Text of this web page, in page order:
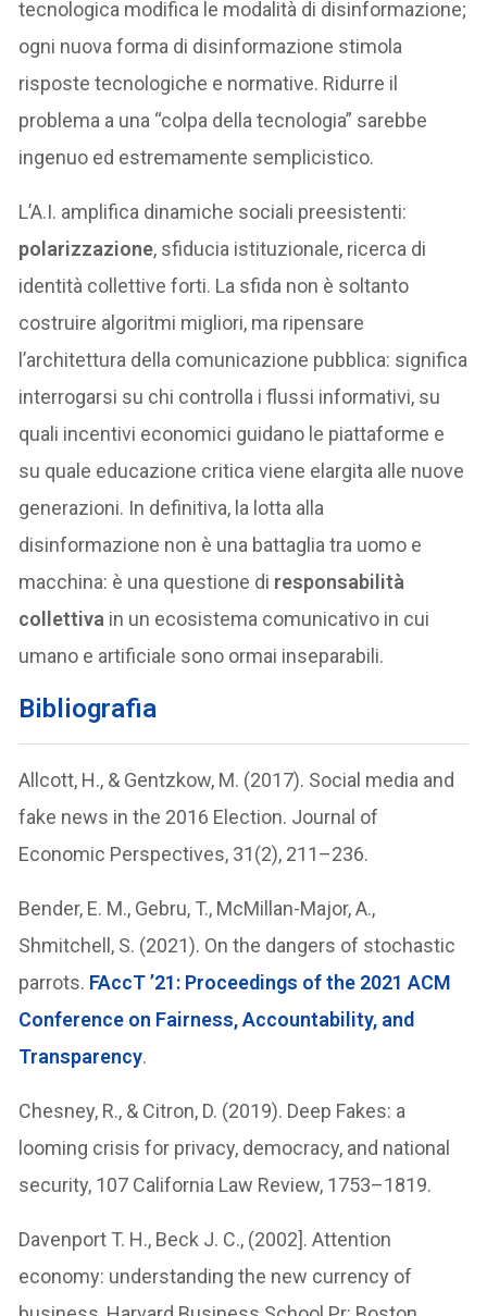
tecnologica modifica le modalità di disinformazione;
ogni nuova forma di disinformazione stimola
risposte tecnologiche e normative. Ridurre il
problema a una “colpa della tecnologia” sarebbe
ingenuo ed estremamente semplicistico.
L’A.I. amplifica dinamiche sociali preesistenti:
polarizzazione, sfiducia istituzionale, ricerca di
identità collettive forti. La sfida non è soltanto
costruire algoritmi migliori, ma ripensare
l’architettura della comunicazione pubblica: significa
interrogarsi su chi controlla i flussi informativi, su
quali incentivi economici guidano le piattaforme e
su quale educazione critica viene elargita alle nuove
generazioni. In definitiva, la lotta alla
disinformazione non è una battaglia tra uomo e
macchina: è una questione di responsabilità
collettiva in un ecosistema comunicativo in cui
umano e artificiale sono ormai inseparabili.
Bibliografia
Allcott, H., & Gentzkow, M. (2017). Social media and
fake news in the 2016 Election. Journal of
Economic Perspectives, 31(2), 211–236.
Bender, E. M., Gebru, T., McMillan-Major, A.,
Shmitchell, S. (2021). On the dangers of stochastic
parrots. FAccT ’21: Proceedings of the 2021 ACM
Conference on Fairness, Accountability, and
Transparency.
Chesney, R., & Citron, D. (2019). Deep Fakes: a
looming crisis for privacy, democracy, and national
security, 107 California Law Review, 1753–1819.
Davenport T. H., Beck J. C., (2002]. Attention
economy: understanding the new currency of